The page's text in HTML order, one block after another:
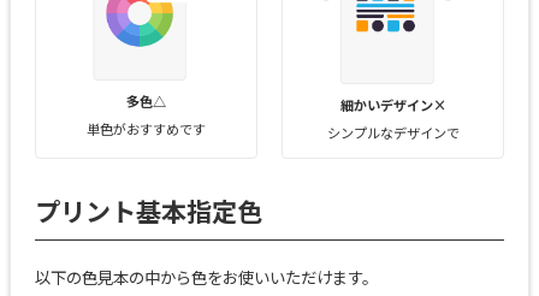
多色△
単色がおすすめです
細かいデザイン×
シンプルなデザインで
プリント基本指定色
以下の色見本の中から色をお使いいただけます。